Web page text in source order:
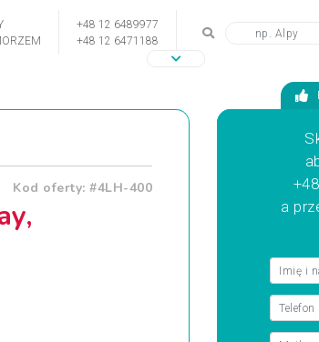
+48 12 6489977
+48 12 6471188
Kod oferty: #4LH-400
a